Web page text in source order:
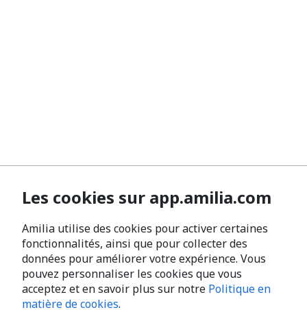
Les cookies sur app.amilia.com
Amilia utilise des cookies pour activer certaines
fonctionnalités, ainsi que pour collecter des
données pour améliorer votre expérience. Vous
pouvez personnaliser les cookies que vous
acceptez et en savoir plus sur notre Politique en
matière de cookies.